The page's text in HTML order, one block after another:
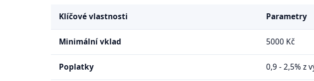
Klíčové vlastnosti Parametry
Minimální vklad 5000 Kč
Poplatky 0,9 - 2,5% z